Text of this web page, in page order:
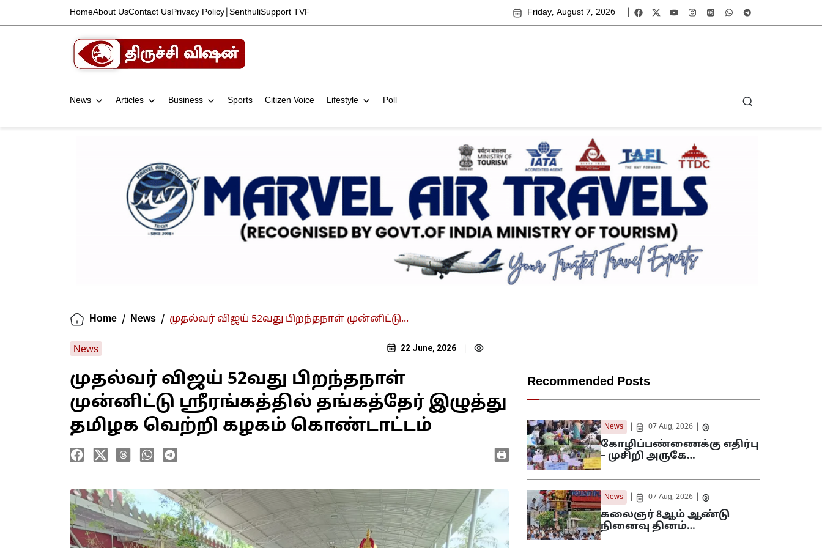
HomeAbout UsContact UsPrivacy Policy SenthuliSupport TVF Friday, August 7, 2026
News Articles Business Sports Citizen Voice Lifestyle Poll
Home / News / முதல்வர் விஜய் 52வது பிறந்தநாள் முன்னிட்டு...
News 22 June, 2026
முதல்வர் விஜய் 52வது பிறந்தநாள்
முன்னிட்டு ஸ்ரீரங்கத்தில் தங்கத்தேர் இழுத்து
தமிழக வெற்றி கழகம் கொண்டாட்டம்
Recommended Posts
News 07 Aug, 2026
கோழிப்பண்ணைக்கு எதிர்பு
– முசிறி அருகே…
News 07 Aug, 2026
கலைஞர் 8ஆம் ஆண்டு
நினைவு தினம்…